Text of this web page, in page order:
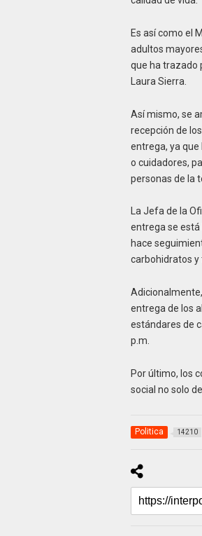
Es así como el
adultos
que ha trazado
Laura Sierra.
Así mismo, se
recepción de
entrega, ya
o cuidadores,
personas de la
La Jefa de la
entrega se
hace
carbohidratos y
entrega de los
estándares de
p.m.
Por último, los
social no solo
Politica 14210